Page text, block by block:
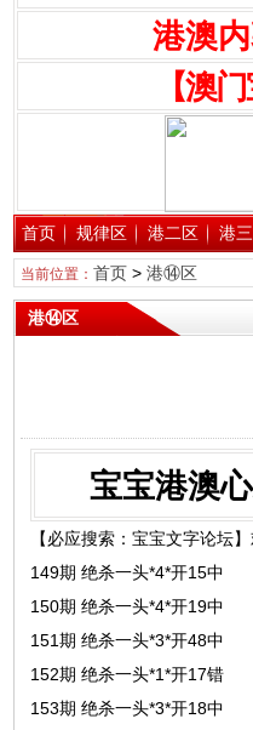
港澳
【澳
首页 规律区 港二区 港
当前位置： 首页> 港⑭区
港⑭区
宝宝港澳
【必应搜索：宝宝文字论坛
149期 绝杀一头*4*开15中
150期 绝杀一头*4*开19中
151期 绝杀一头*3*开48中
152期 绝杀一头*1*开17错
153期 绝杀一头*3*开18中